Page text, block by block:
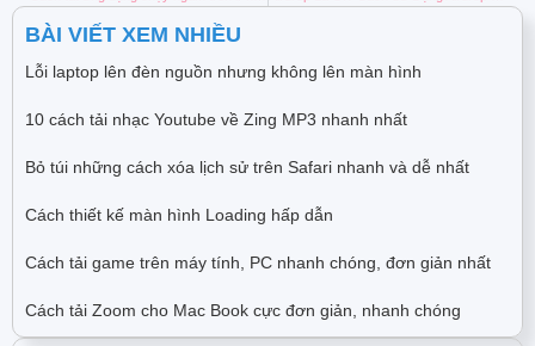
BÀI VIẾT XEM NHIỀU
Lỗi laptop lên đèn nguồn nhưng không lên màn hình
10 cách tải nhạc Youtube về Zing MP3 nhanh nhất
Bỏ túi những cách xóa lịch sử trên Safari nhanh và dễ nhất
Cách thiết kế màn hình Loading hấp dẫn
Cách tải game trên máy tính, PC nhanh chóng, đơn giản nhất
Cách tải Zoom cho Mac Book cực đơn giản, nhanh chóng